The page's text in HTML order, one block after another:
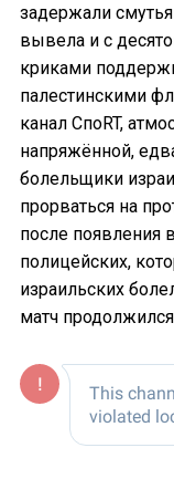
задержали
вывела и с
криками
палестинскими
канал СпоRT,
напряжённой,
болельщики
прорваться на
после появления
полицейских,
израильских
матч